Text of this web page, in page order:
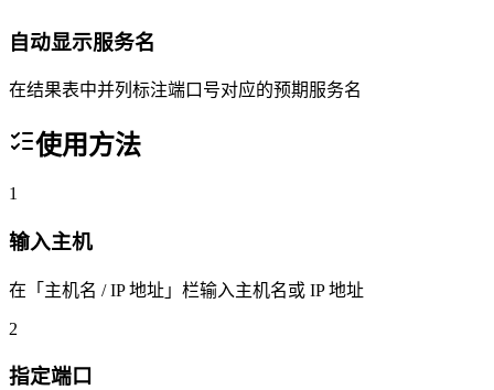
自动显示服务名
在结果表中并列标注端口号对应的预期服务名
使用方法
1
输入主机
在「主机名 / IP 地址」栏输入主机名或 IP 地址
2
指定端口